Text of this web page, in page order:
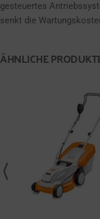
gesteuertes
senkt die
ÄHNLICHE